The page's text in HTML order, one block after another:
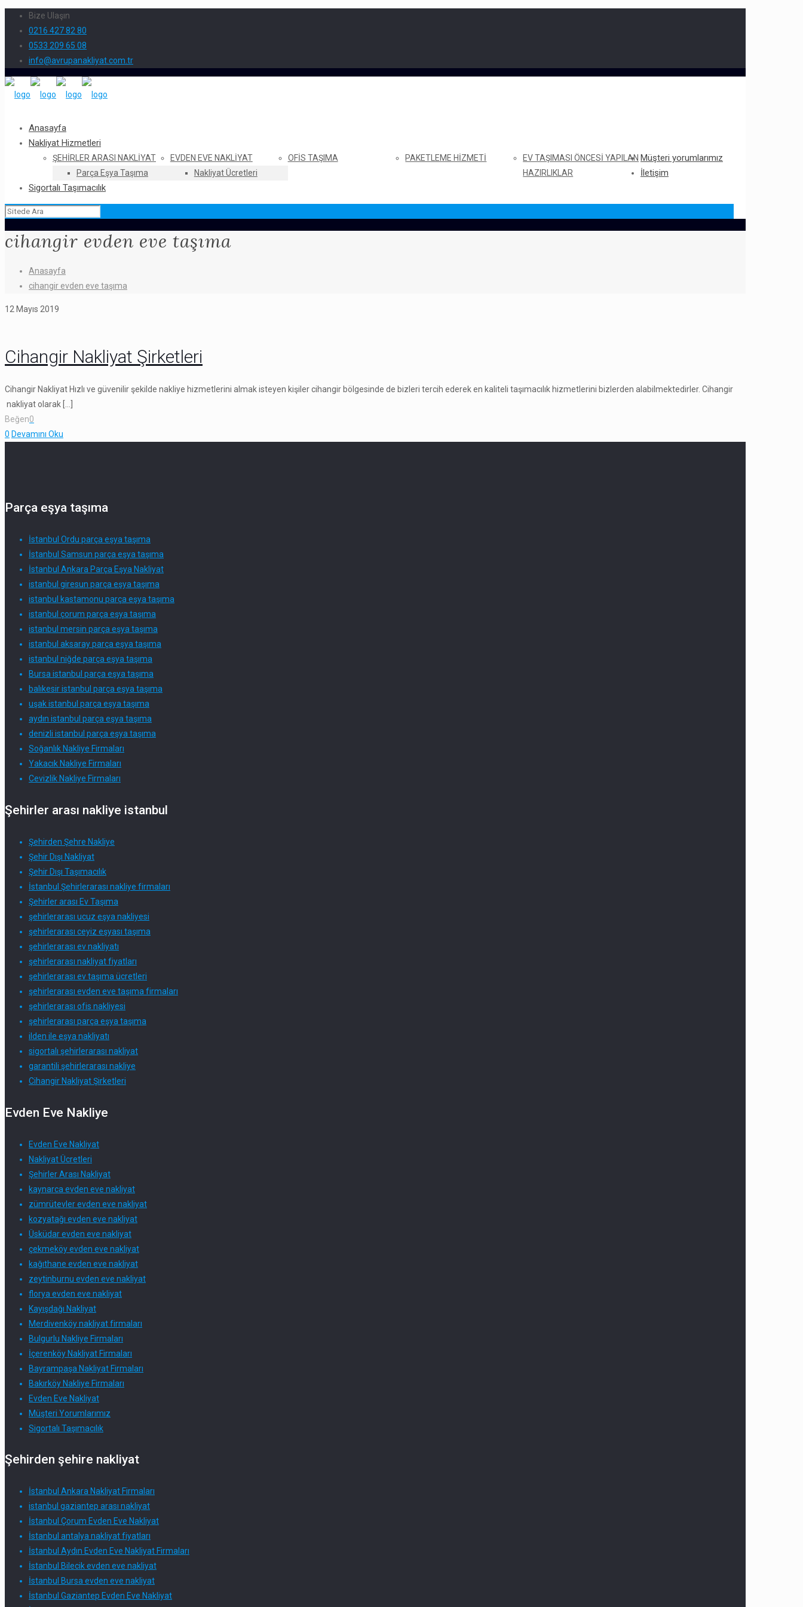
Bize Ulaşın
0216 427 82 80
0533 209 65 08
info@avrupanakliyat.com.tr
Anasayfa
Nakliyat Hizmetleri
ŞEHIRLER ARASI NAKLIYAT
Parça Eşya Taşıma
EVDEN EVE NAKLIYAT
Nakliyat Ücretleri
OFIS TAŞIMA PAKETLEME HIZMETI
EV TAŞIMASI ÖNCESI YAPILAN
HAZIRLIKLAR
Müşteri yorumlarımız
İletişim
Sigortalı Taşımacılık
cihangir evden eve taşıma
Anasayfa
cihangir evden eve taşıma
12 Mayıs 2019
Cihangir Nakliyat Şirketleri
Cihangir Nakliyat Hızlı ve güvenilir şekilde nakliye hizmetlerini almak isteyen kişiler cihangir bölgesinde de bizleri tercih ederek en kaliteli taşımacılık hizmetlerini bizlerden alabilmektedirler. Cihangir
nakliyat olarak
Beğen0
0 Devamını Oku
Parça eşya taşıma
İstanbul Ordu parça eşya taşıma
İstanbul Samsun parça eşya taşıma
İstanbul Ankara Parça Eşya Nakliyat
istanbul giresun parça eşya taşıma
istanbul kastamonu parça eşya taşıma
istanbul çorum parça eşya taşıma
istanbul mersin parça eşya taşıma
istanbul aksaray parça eşya taşıma
istanbul niğde parça eşya taşıma
Bursa istanbul parça eşya taşıma
balıkesir istanbul parça eşya taşıma
uşak istanbul parça eşya taşıma
aydın istanbul parça eşya taşıma
denizli istanbul parça eşya taşıma
Soğanlık Nakliye Firmaları
Yakacık Nakliye Firmaları
Cevizlik Nakliye Firmaları
Şehirler arası nakliye istanbul
Şehirden Şehre Nakliye
Şehir Dışı Nakliyat
Şehir Dışı Taşımacılık
İstanbul Şehirlerarası nakliye firmaları
Şehirler arası Ev Taşıma
şehirlerarası ucuz eşya nakliyesi
şehirlerarası ceyiz eşyası taşıma
şehirlerarası ev nakliyatı
şehirlerarası nakliyat fiyatları
şehirlerarası ev taşıma ücretleri
şehirlerarası evden eve taşıma firmaları
şehirlerarası ofis nakliyesi
şehirlerarası parça eşya taşıma
ilden ile eşya nakliyatı
sigortalı şehirlerarası nakliyat
garantili şehirlerarası nakliye
Cihangir Nakliyat Şirketleri
Evden Eve Nakliye
Evden Eve Nakliyat
Nakliyat Ücretleri
Şehirler Arası Nakliyat
kaynarca evden eve nakliyat
zümrütevler evden eve nakliyat
kozyatağı evden eve nakliyat
Üsküdar evden eve nakliyat
çekmeköy evden eve nakliyat
kağıthane evden eve nakliyat
zeytinburnu evden eve nakliyat
florya evden eve nakliyat
Kayışdağı Nakliyat
Merdivenköy nakliyat firmaları
Bulgurlu Nakliye Firmaları
İçerenköy Nakliyat Firmaları
Bayrampaşa Nakliyat Firmaları
Bakırköy Nakliye Firmaları
Evden Eve Nakliyat
Müşteri Yorumlarımız
Sigortalı Taşımacılık
Şehirden şehire nakliyat
İstanbul Ankara Nakliyat Firmaları
istanbul gaziantep arası nakliyat
İstanbul Çorum Evden Eve Nakliyat
İstanbul antalya nakliyat fiyatları
İstanbul Aydın Evden Eve Nakliyat Firmaları
İstanbul Bilecik evden eve nakliyat
İstanbul Bursa evden eve nakliyat
İstanbul Gaziantep Evden Eve Nakliyat